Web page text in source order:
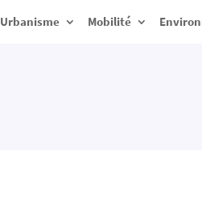
Urbanisme Mobilité